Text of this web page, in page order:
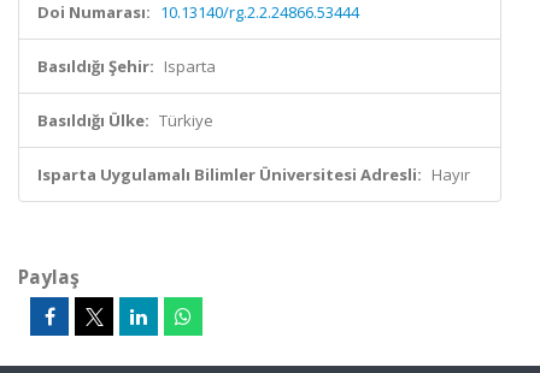
Doi Numarası: 10.13140/rg.2.2.24866.53444
Basıldığı Şehir: Isparta
Basıldığı Ülke: Türkiye
Isparta Uygulamalı Bilimler Üniversitesi Adresli: Hayır
Paylaş